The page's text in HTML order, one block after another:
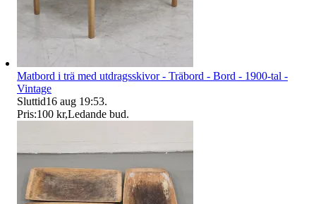
Matbord i trä med utdragsskivor - Träbord - Bord - 1900-tal -
Vintage
Sluttid16 aug 19:53.
Pris:100 kr,Ledande bud.